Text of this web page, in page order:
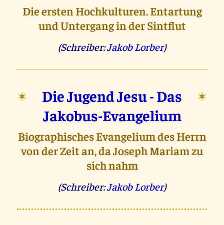
Die ersten Hochkulturen. Entartung
und Untergang in der Sintflut
(Schreiber:Jakob Lorber)
✶
Die Jugend Jesu - Das
Jakobus-Evangelium
✶
Biographisches Evangelium des Herrn
von der Zeit an, da Joseph Mariam zu
sich nahm
(Schreiber:Jakob Lorber)